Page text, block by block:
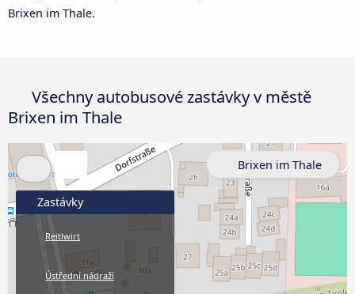
Brixen im Thale.
Všechny autobusové zastávky v městě
Brixen im Thale
Zastávky
Reitlwirt
Ústřední nádraží
Brixen im Thale